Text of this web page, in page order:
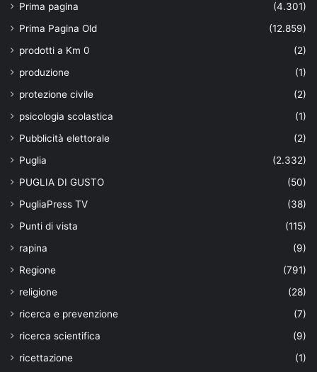
Prima pagina
(4.301)
Prima Pagina Old
(12.859)
prodotti a Km 0
(2)
produzione
(1)
protezione civile
(2)
psicologia scolastica
(1)
Pubblicità elettorale
(2)
Puglia
(2.332)
PUGLIA DI GUSTO
(50)
PugliaPress TV
(38)
Punti di vista
(115)
rapina
(9)
Regione
(791)
religione
(28)
ricerca e prevenzione
(7)
ricerca scientifica
(9)
ricettazione
(1)